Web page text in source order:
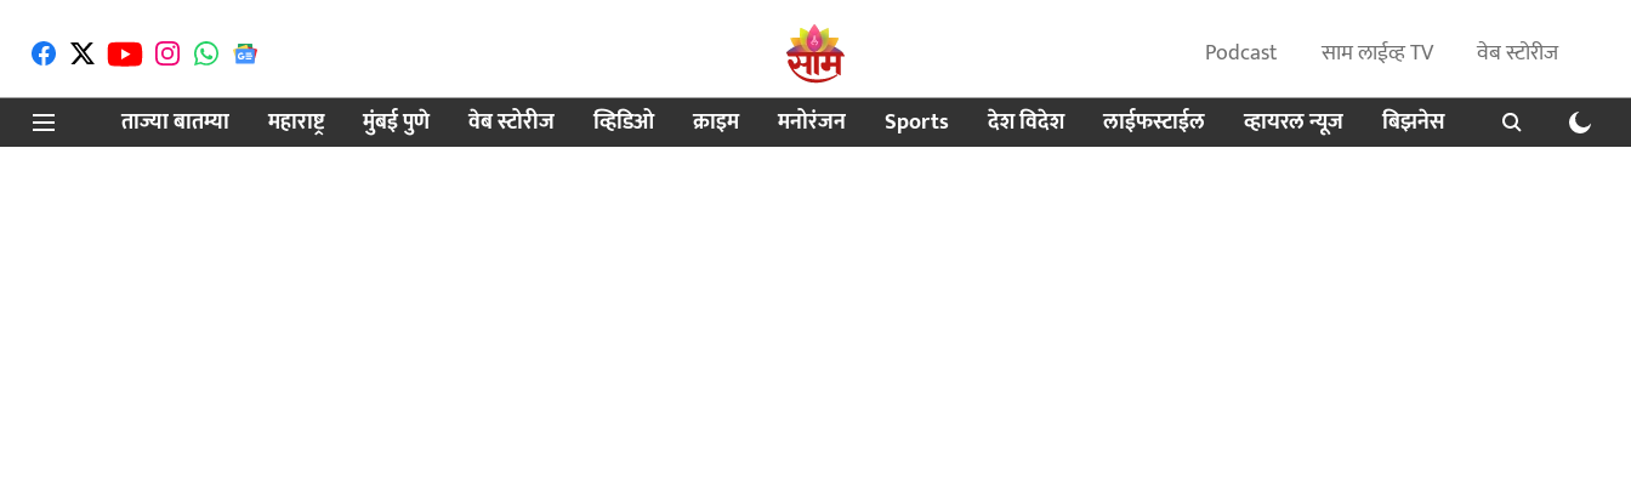
Podcast साम लाईव्ह TV
वेब स्टोरीज
ताज्या बातम्या
महाराष्ट्र मुंबई पुणे वेब स्टोरीज व्हिडिओ क्राइम मनोरंजन Sports देश विदेश लाईफस्टाईल व्हायरल न्यूज बिझनेस